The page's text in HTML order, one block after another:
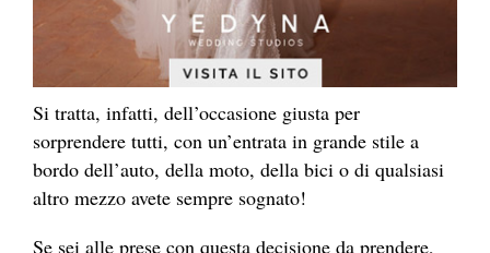
Si tratta, infatti, dell’occasione giusta per
sorprendere tutti, con un’entrata in grande stile a
bordo dell’auto, della moto, della bici o di qualsiasi
altro mezzo avete sempre sognato!
Se sei alle prese con questa decisione da prendere,